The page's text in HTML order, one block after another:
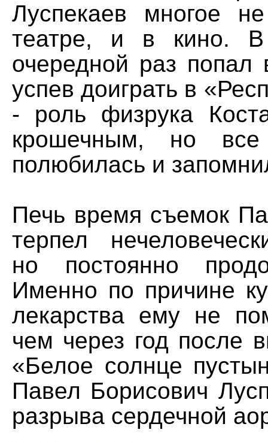
Луспекаев многое
театре, и в кино.
очередной раз попал
успев доиграть в
- роль физрука
крошечным, но
полюбилась и
Печь время съемок
терпел
но постоянно
Именно по причине
лекарства ему не
чем через год после
«Белое солнце
Павел Борисович
разрыва сердечной